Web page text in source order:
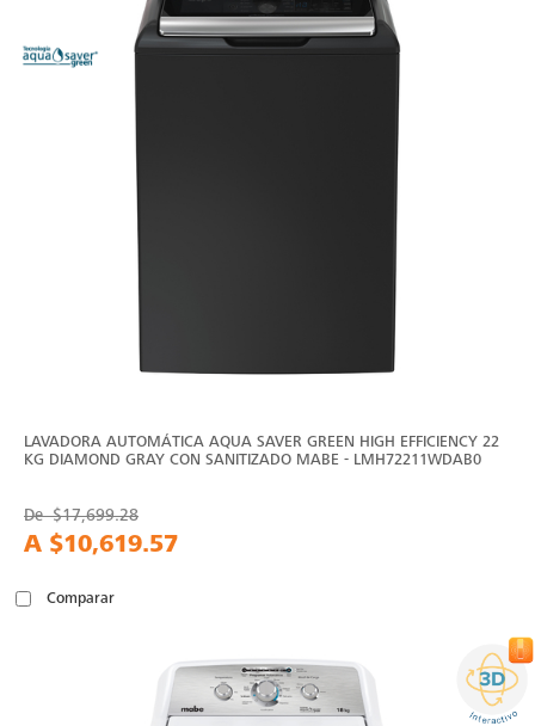
LAVADORA AUTOMÁTICA AQUA SAVER GREEN HIGH EFFICIENCY 22
KG DIAMOND GRAY CON SANITIZADO MABE - LMH72211WDAB0
De$17,699.28
A $10,619.57
Comparar